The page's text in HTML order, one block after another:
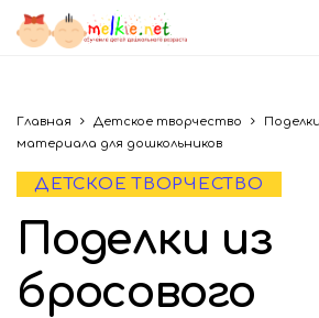
Главная Детское творчество
материала для дошкольников
ДЕТСКОЕ ТВОРЧЕСТВО
Поделки из
бросового